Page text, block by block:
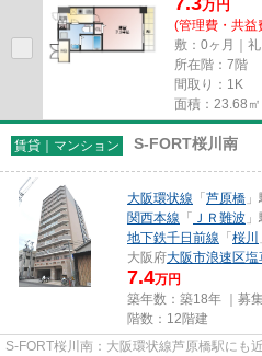
万円
(管理費・共益
敷：0ヶ月｜
所在階：7階
間取り：1K
面積：23.68㎡
賃貸｜マンション S-FORT桜川南
大阪環状線 「 芦原橋
関西本線 「 ＪＲ難波
地下鉄千日前線 「 桜川
大阪府大阪市浪速区塩
7.4万円
築年数：築18年 ｜募
階数：12階建
S-FORT桜川南：大阪環状線芦原橋駅にも